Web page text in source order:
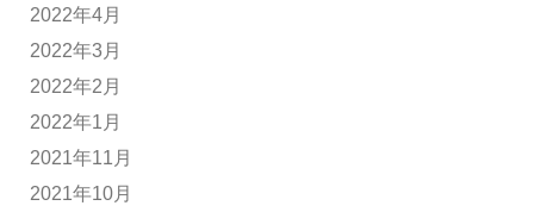
2022年4月
2022年3月
2022年2月
2022年1月
2021年11月
2021年10月